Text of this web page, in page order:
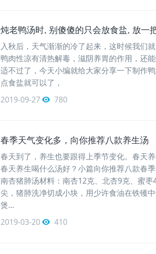
炖老鸭汤时, 别傻傻的只会放食盐, 放一
入秋后，天气渐渐的冷了起来，这时候我们
鸭肉性凉有清热解毒，滋阴养胃的作用，还
适不过了，今天小编就给大家分享一下制作
点食盐就可以了，
2019-09-27
780
春季天气变化多，向你推荐八款养生汤
春天到了，养生也要跟得上季节变化。春天
春天养生喝什么汤好？小篇向你推荐八款春
南杏猪肺汤材料：南杏12克、北杏9克、蜜枣
尖，猪肺洗净切成小块，用少许食油在铁镬
煲...
2019-03-20
410